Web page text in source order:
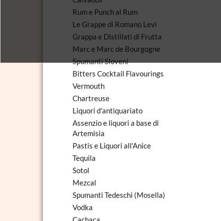
Rum e Punch al Rum
Le Grappe di Romano Levi
Grappa e Distillati di Frutta
Marc e Marc de Bourgogne
Spumanti Sloveni
Bitters Cocktail Flavourings
Vermouth
Chartreuse
Liquori d'antiquariato
Assenzio e liquori a base di
Artemisia
Pastis e Liquori all'Anice
Tequila
Sotol
Mezcal
Spumanti Tedeschi (Mosella)
Vodka